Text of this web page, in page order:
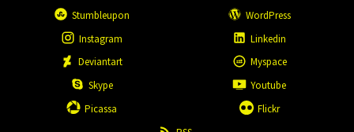
Stumbleupon
WordPress
Instagram
Linkedin
Deviantart
Myspace
Skype
Youtube
Picassa
Flickr